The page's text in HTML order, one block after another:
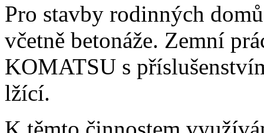
Pro stavby rodinných
včetně betonáže. Zemní
KOMATSU s
lžící.